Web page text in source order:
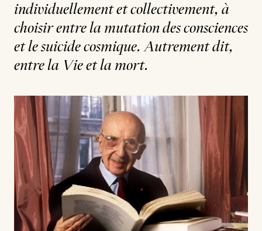
individuellement et collectivement, à
choisir entre la mutation des consciences
et le suicide cosmique. Autrement dit,
entre la Vie et la mort.